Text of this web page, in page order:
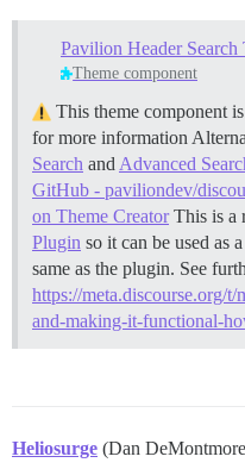
Pavilion Header Search
Theme component
This theme component
for more information
Search and Advanced
GitHub - paviliondev/
on Theme CreatorThis is a
Plugin so it can be used as
same as the plugin. See
https://meta.discourse.org/
and-making-it-functional-
Heliosurge (Dan